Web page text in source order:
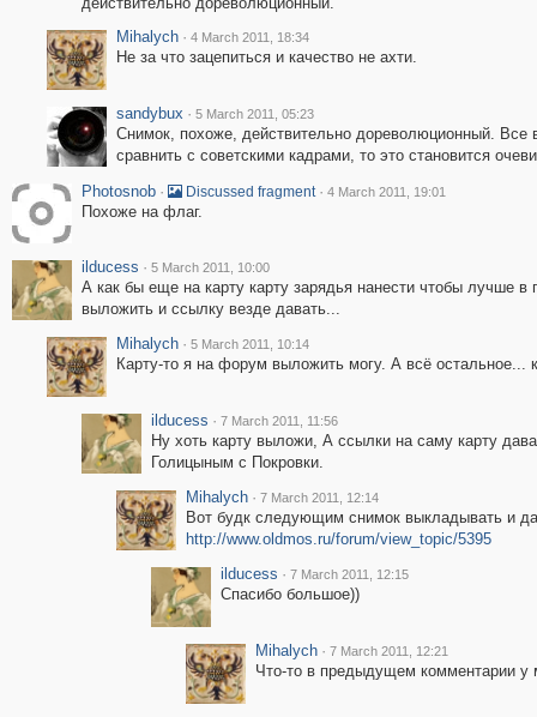
Mihalych · 4 March 2011, 18:34
Не за что зацепиться и качество не ахти.
sandybux · 5 March 2011, 05:23
Снимок, похоже, действительно дореволюционный.
сравнить с советскими кадрами, то это становится
Photosnob · Discussed fragment · 4 March 2011, 19:01
Похоже на флаг.
ilducess · 5 March 2011, 10:00
А как бы еще на карту карту зарядья нанести чтобы лучше
выложить и ссылку везде давать...
Mihalych · 5 March 2011, 10:14
Карту-то я на форум выложить могу. А всё остальное...
ilducess · 7 March 2011, 11:56
Ну хоть карту выложи, А ссылки на саму карту
Голицыным с Покровки.
Mihalych · 7 March 2011, 12:14
Вот будк следующим снимок выкладывать и
http://www.oldmos.ru/forum/view_topic/5395
ilducess · 7 March 2011, 12:15
Спасибо большое))
Mihalych · 7 March 2011, 12:21
Что-то в предыдущем комментарии у